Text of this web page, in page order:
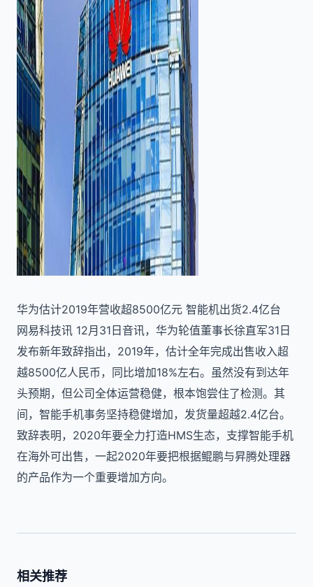
华为估计2019年营收超8500亿元 智能机出货2.4亿台
网易科技讯 12月31日音讯，华为轮值董事长徐直军31日
发布新年致辞指出，2019年，估计全年完成出售收入超
越8500亿人民币，同比增加18%左右。虽然没有到达年
头预期，但公司全体运营稳健，根本饱尝住了检测。其
间，智能手机事务坚持稳健增加，发货量超越2.4亿台。
致辞表明，2020年要全力打造HMS生态，支撑智能手机
在海外可出售，一起2020年要把根据鲲鹏与昇腾处理器
的产品作为一个重要增加方向。
相关推荐